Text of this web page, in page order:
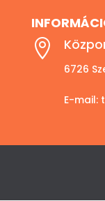

6726
E-mail: